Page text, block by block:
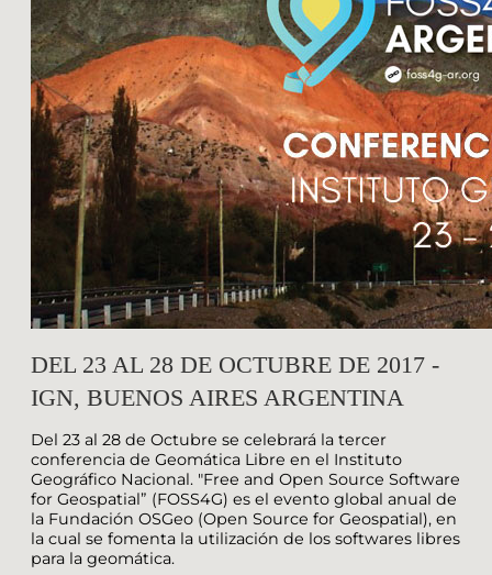
DEL 23 AL 28 DE OCTUBRE DE 2017 -
IGN, BUENOS AIRES ARGENTINA
Del 23 al 28 de Octubre se celebrará la tercer
conferencia de Geomática Libre en el Instituto
Geográfico Nacional. "Free and Open Source Software
for Geospatial” (FOSS4G) es el evento global anual de
la Fundación OSGeo (Open Source for Geospatial), en
la cual se fomenta la utilización de los softwares libres
para la geomática.